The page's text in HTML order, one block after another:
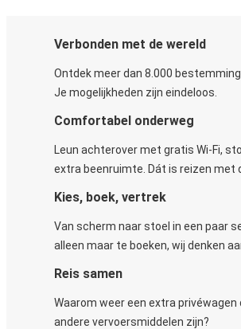
Verbonden met de wereld
Ontdek meer dan 8.000
Je mogelijkheden zijn eindeloos.
Comfortabel onderweg
Leun achterover met gratis Wi-Fi,
extra beenruimte. Dát is reizen met
Kies, boek, vertrek
Van scherm naar stoel in een paar
alleen maar te boeken, wij denken
Reis samen
Waarom weer een extra privéwagen
andere vervoersmiddelen zijn?